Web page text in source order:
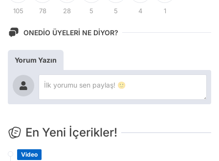
105 78 28 5 5 4 1
ONEDİO ÜYELERİ NE DİYOR?
Yorum Yazın
En Yeni İçerikler!
Video